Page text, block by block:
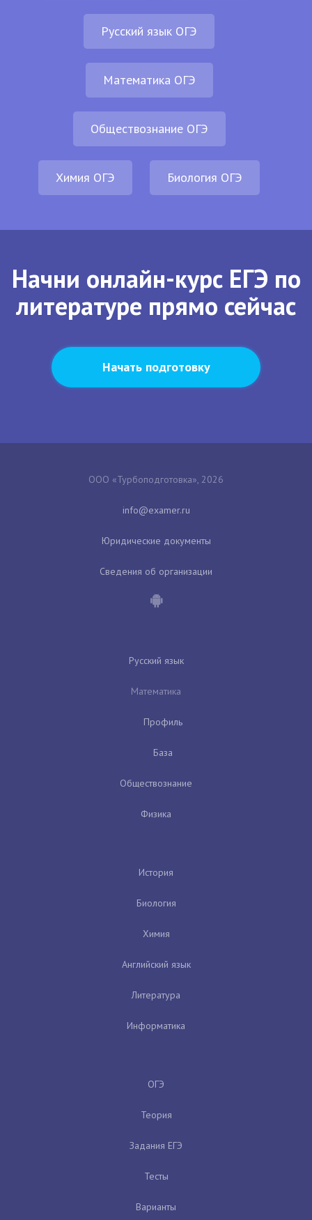
Русский язык ОГЭ
Математика ОГЭ
Обществознание ОГЭ
Химия ОГЭ Биология ОГЭ
Начни онлайн-курс ЕГЭ по
литературе прямо сейчас
Начать подготовку
ООО «Турбоподготовка», 2026
Юридические документы
Сведения об организации
Русский язык
Математика
Профиль
База
Обществознание
Физика
История
Биология
Химия
Английский язык
Литература
Информатика
ОГЭ
Теория
Задания ЕГЭ
Тесты
Варианты